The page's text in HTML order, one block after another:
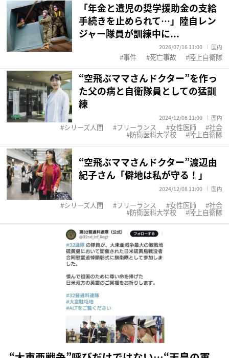
「年金と遺児の奨学援助金の支給
手続きを止められて…」陸自レン
ジャー隊員が訓練中に...
2026/07/16 11:00 国内
事件 死亡事故 陸上自衛隊
“空飛ぶママさんドクター”を作っ
た父の病と自衛隊員としての猛訓
練
2024/12/08 11:00 国内
シリーズ人間 フリーランス 女性医師 社会
防衛医科大学校 陸上自衛隊
“空飛ぶママさんドクター”渡辺由
紀子さん「僻地は私が守る！」
2024/12/08 11:00 国内
シリーズ人間 フリーランス 女性医師 社会
防衛医科大学校 陸上自衛隊